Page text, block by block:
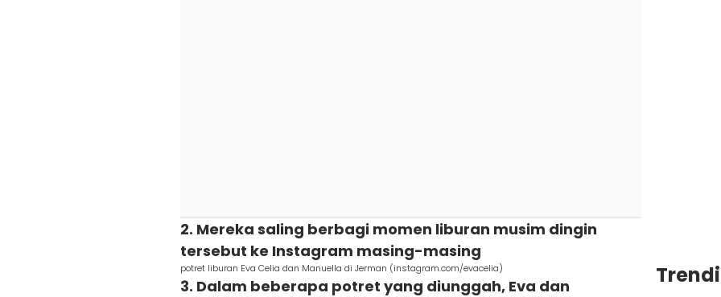
2. Mereka saling berbagi momen liburan musim dingin
tersebut ke Instagram masing-masing
potret liburan Eva Celia dan Manuella di Jerman (instagram.com/evacelia)
3. Dalam beberapa potret yang diunggah, Eva dan